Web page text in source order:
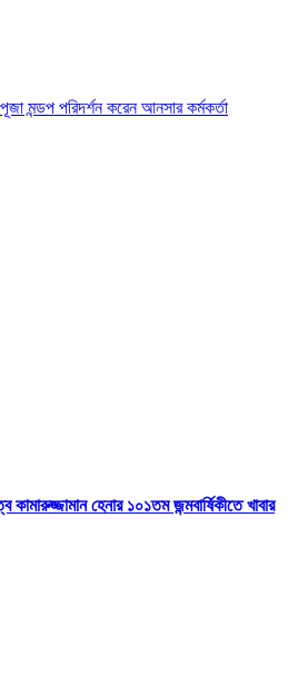
পূজা মন্ডপ পরিদর্শন করেন আনসার কর্মকর্তা
হেনার ১০১তম জন্মবার্ষিকীতে খাবার